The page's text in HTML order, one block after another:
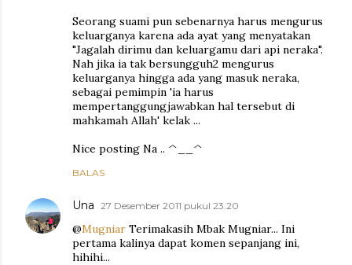
Seorang suami pun sebenarnya harus mengurus
keluarganya karena ada ayat yang menyatakan
"Jagalah dirimu dan keluargamu dari api neraka".
Nah jika ia tak bersungguh2 mengurus
keluarganya hingga ada yang masuk neraka,
sebagai pemimpin 'ia harus
mempertanggungjawabkan hal tersebut di
mahkamah Allah' kelak ...
Nice posting Na .. ^__^
BALAS
Una 27 Desember 2011 pukul 23.20
@Mugniar Terimakasih Mbak Mugniar... Ini
pertama kalinya dapat komen sepanjang ini,
hihihi...